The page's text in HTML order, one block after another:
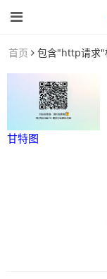
首页 包含"http请求"
甘特图